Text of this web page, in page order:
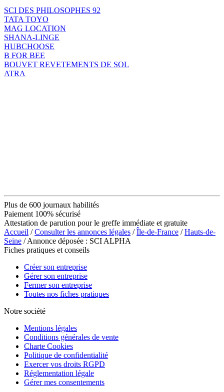
SCI DES PHILOSOPHES 92
TATA TOYO
MAG LOCATION
SHANA-LINGE
HUBCHOOSE
B FOR BEE
BOUVET REVETEMENTS DE SOL
ATRA
Plus de 600 journaux habilités
Paiement 100% sécurisé
Attestation de parution pour le greffe immédiate et gratuite
Accueil /Consulter les annonces légales /Île-de-France /Hauts-de-
Seine / Annonce déposée : SCI ALPHA
Fiches pratiques et conseils
Créer son entreprise
Gérer son entreprise
Fermer son entreprise
Toutes nos fiches pratiques
Notre société
Mentions légales
Conditions générales de vente
Charte Cookies
Politique de confidentialité
Exercer vos droits RGPD
Réglementation légale
Gérer mes consentements